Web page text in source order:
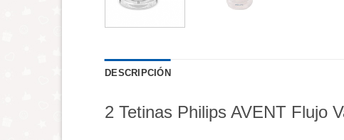
DESCRIPCIÓN
2 Tetinas Philips AVENT Flujo